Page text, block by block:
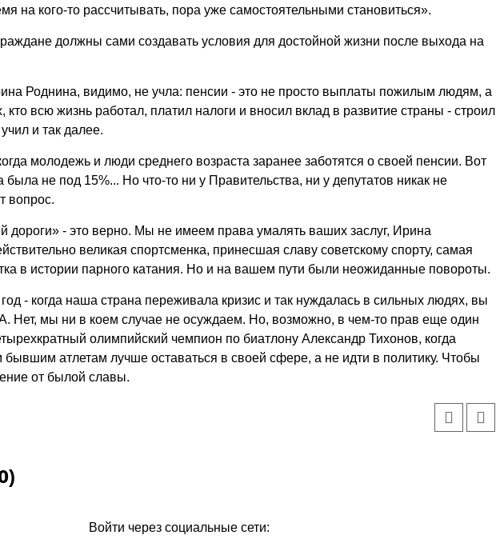
на кого-то рассчитывать, пора уже самостоятельными становиться».
должны сами создавать условия для достойной жизни после выхода на
Роднина, видимо, не учла: пенсии - это не просто выплаты пожилым людям, а
кто всю жизнь работал, платил налоги и вносил вклад в развитие страны - строил
и так далее.
молодежь и люди среднего возраста заранее заботятся о своей пенсии. Вот
была не под 15%... Но что-то ни у Правительства, ни у депутатов никак не
вопрос.
дороги» - это верно. Мы не имеем права умалять ваших заслуг, Ирина
великая спортсменка, принесшая славу советскому спорту, самая
в истории парного катания. Но и на вашем пути были неожиданные повороты.
- когда наша страна переживала кризис и так нуждалась в сильных людях, вы
Нет, мы ни в коем случае не осуждаем. Но, возможно, в чем-то прав еще один
олимпийский чемпион по биатлону Александр Тихонов, когда
бывшим атлетам лучше оставаться в своей сфере, а не идти в политику. Чтобы
от былой славы.
Войти через социальные сети: